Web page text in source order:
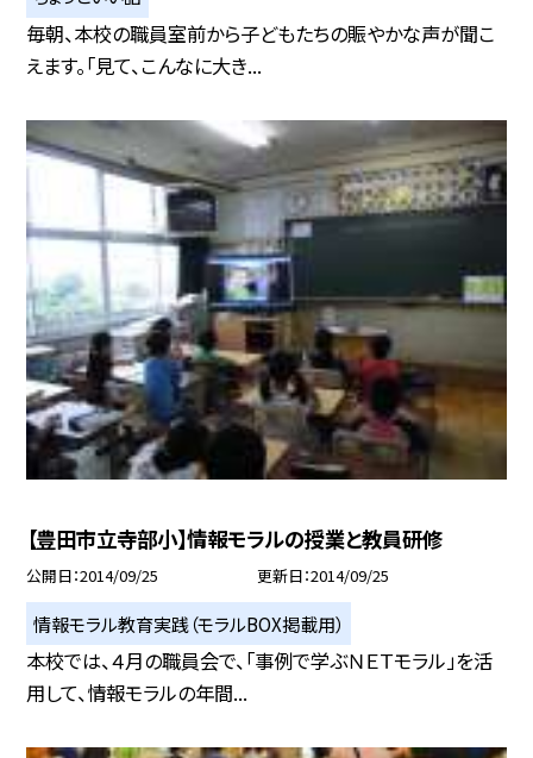
毎朝、本校の職員室前から子どもたちの賑やかな声が聞こ
えます。「見て、こんなに大き...
【豊田市立寺部小】情報モラルの授業と教員研修
公開日 2014/09/25 更新日 2014/09/25
情報モラル教育実践（モラルBOX掲載用）
本校では、４月の職員会で、「事例で学ぶＮＥＴモラル」を活
用して、情報モラルの年間...